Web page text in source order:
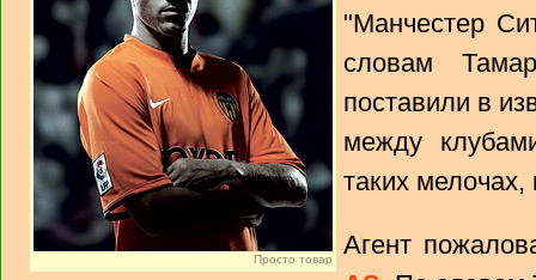
Просто товар
"Манчестер
словам
поставили в
между
таких
Агент